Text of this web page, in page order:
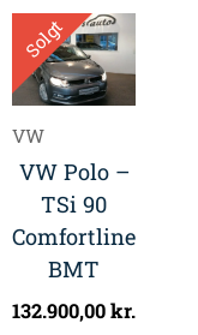
Solgt
VW
VW Polo –
TSi 90
Comfortline
BMT
132.900,00kr.